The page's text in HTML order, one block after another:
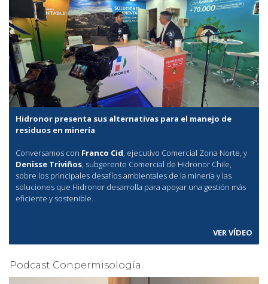
Hidronor presenta sus alternativas para el manejo de
residuos en minería
Conversamos con Franco Cid, ejecutivo Comercial Zona Norte, y
Denisse Triviños, subgerente Comercial de Hidronor Chile,
sobre los principales desafíos ambientales de la minería y las
soluciones que Hidronor desarrolla para apoyar una gestión más
eficiente y sostenible.
VER VÍDEO
Podcast Conpermisología